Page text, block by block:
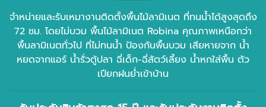
จำหน่ายและรับเหมางานติดตั้งพื้นไม้ลามิเนต ที่ทนน้ำได้สูงสุดถึง
72 ชม. โดยไม่บวม พื้นไม้ลามิเนต Robina คุณภาพเหนือกว่า
พื้นลามิเนตทั่วไป ที่ไม่ทนน้ำ ป้องกันพื้นบวม เสียหายจาก น้ำ
หยดจากแอร์ น้ำรั่วตู้ปลา ฉี่เด็ก-ฉี่สัตว์เลี้ยง น้ำหกใส่พื้น ตัว
เปียกฝนย่ำเข้าบ้าน